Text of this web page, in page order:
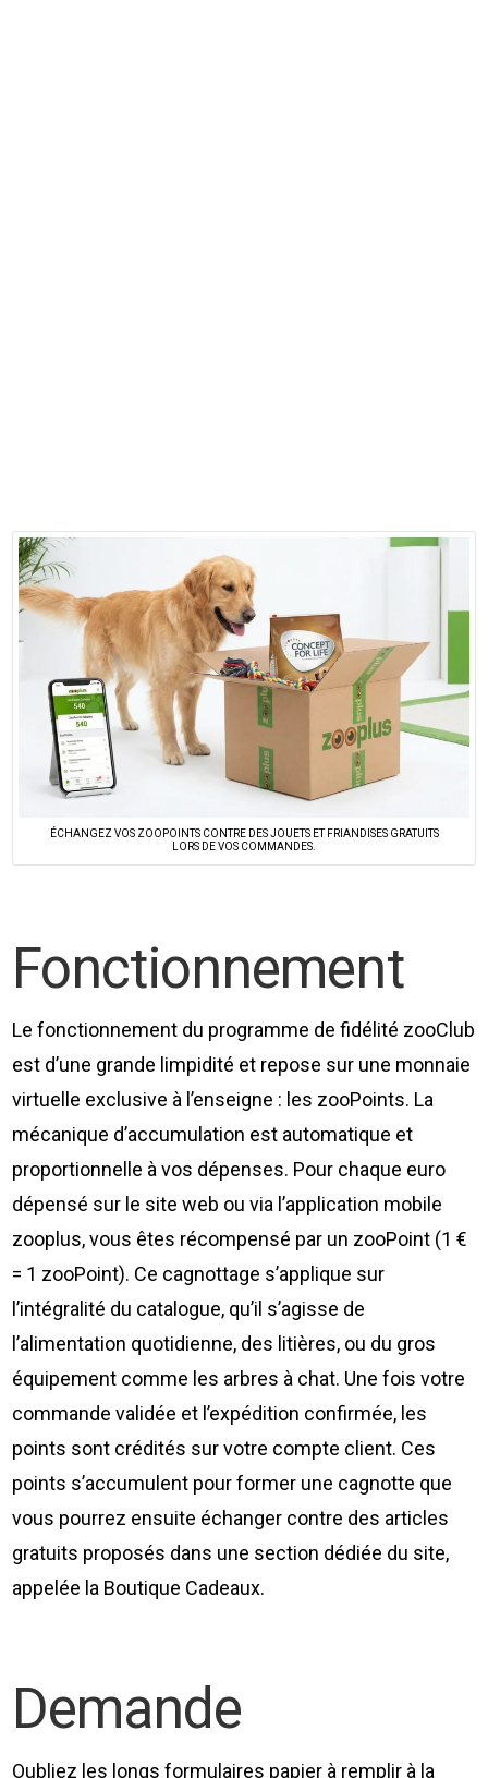
ÉCHANGEZ VOS ZOOPOINTS CONTRE DES JOUETS ET FRIANDISES GRATUITS
LORS DE VOS COMMANDES.
Fonctionnement
Le fonctionnement du programme de fidélité zooClub
est d’une grande limpidité et repose sur une monnaie
virtuelle exclusive à l’enseigne : les zooPoints. La
mécanique d’accumulation est automatique et
proportionnelle à vos dépenses. Pour chaque euro
dépensé sur le site web ou via l’application mobile
zooplus, vous êtes récompensé par un zooPoint (1 €
= 1 zooPoint). Ce cagnottage s’applique sur
l’intégralité du catalogue, qu’il s’agisse de
l’alimentation quotidienne, des litières, ou du gros
équipement comme les arbres à chat. Une fois votre
commande validée et l’expédition confirmée, les
points sont crédités sur votre compte client. Ces
points s’accumulent pour former une cagnotte que
vous pourrez ensuite échanger contre des articles
gratuits proposés dans une section dédiée du site,
appelée la Boutique Cadeaux.
Demande
Oubliez les longs formulaires papier à remplir à la